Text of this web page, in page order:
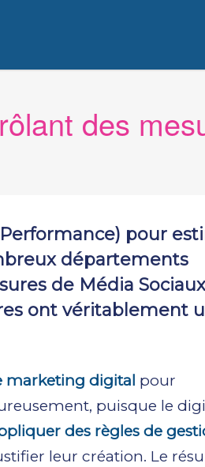
des
pour
départements
de Média
ont véritablement
marketing digital pour
puisque le
des règles de
leur création. Le